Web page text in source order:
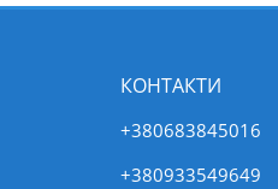
КОНТАКТИ
+380683845016
+380933549649